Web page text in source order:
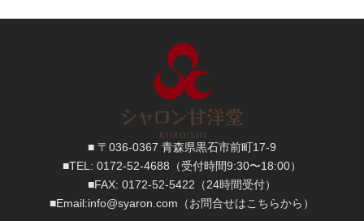
■ 〒036-0367 青森県黒石市前町17-9
■TEL: 0172-52-4688 （受付時間9:30〜18:00）
■FAX: 0172-52-5422 （24時間受付）
■Email:info@syaron.com （お問合せはこちらから）